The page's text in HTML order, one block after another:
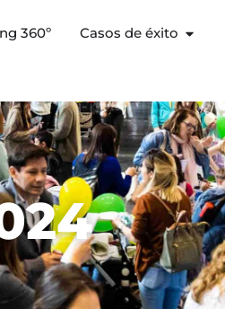
360º Casos de éxito